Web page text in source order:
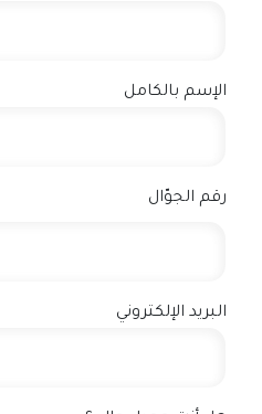
الإسم بالكامل
رقم الجوّال
البريد الإلكتروني